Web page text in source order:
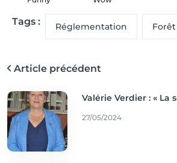
Tags : Réglementation Forêt
Article précédent
Valérie Verdier : « La
27/05/2024